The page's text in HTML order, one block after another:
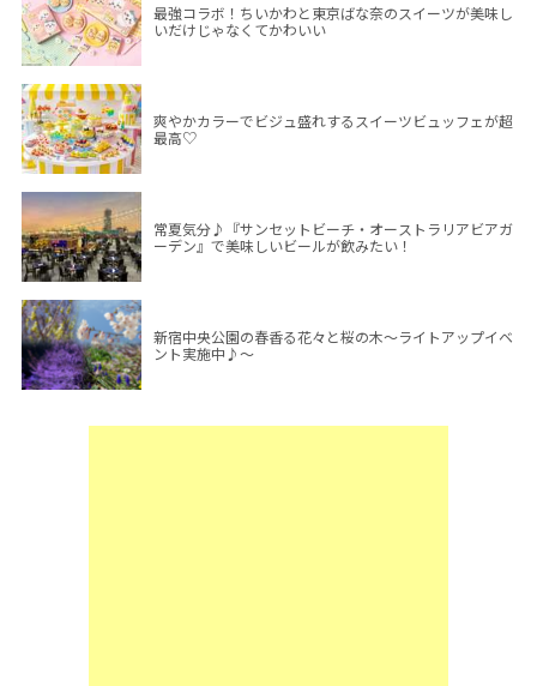
最強コラボ！ちいかわと東京ばな奈のスイーツが美味し
いだけじゃなくてかわいい
爽やかカラーでビジュ盛れするスイーツビュッフェが超
最高♡
常夏気分♪『サンセットビーチ・オーストラリアビアガ
ーデン』で美味しいビールが飲みたい！
新宿中央公園の春香る花々と桜の木～ライトアップイベ
ント実施中♪～